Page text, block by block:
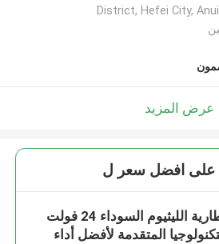
District, Hefei City,
عرض المزيد
على افضل سعر ل
بطارية الليثيوم السوداء 24 فولت
المتقدمة لأفضل أداء